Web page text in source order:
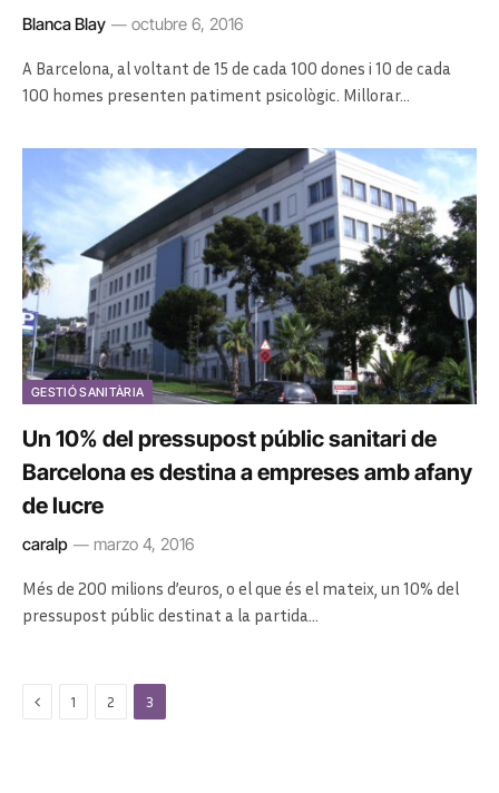
Blanca Blay octubre 6, 2016
A Barcelona, al voltant de 15 de cada 100 dones i 10 de cada
100 homes presenten patiment psicològic. Millorar…
GESTIÓ SANITÀRIA
Un 10% del pressupost públic sanitari de
Barcelona es destina a empreses amb afany
de lucre
caralp marzo 4, 2016
Més de 200 milions d’euros, o el que és el mateix, un 10% del
pressupost públic destinat a la partida…
Previous
1 2 3